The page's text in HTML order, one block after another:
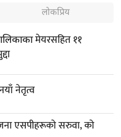
लोकप्रिय
मेयरसहित ११
नेतृत्व
एसपीहरूको सरुवा, को